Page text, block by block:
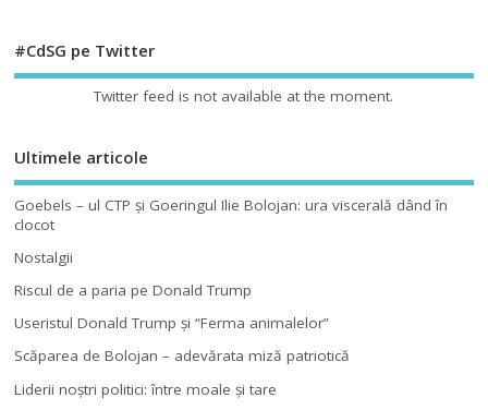
#CdSG pe Twitter
Twitter feed is not available at the moment.
Ultimele articole
Goebels – ul CTP şi Goeringul Ilie Bolojan: ura viscerală dând în
clocot
Nostalgii
Riscul de a paria pe Donald Trump
Useristul Donald Trump şi “Ferma animalelor”
Scăparea de Bolojan – adevărata miză patriotică
Liderii noştri politici: între moale şi tare